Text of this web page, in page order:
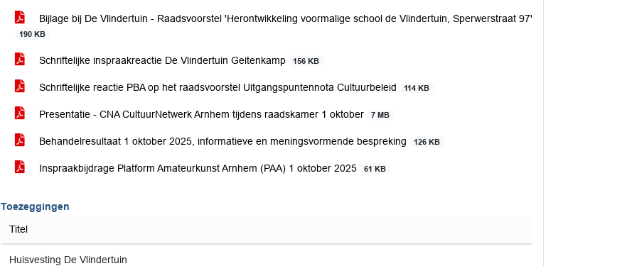
Bijlage bij De Vlindertuin - Raadsvoorstel 'Herontwikkeling voormalige school de Vlindertuin, Sperwerstraat 97'
190 KB
Schriftelijke inspraakreactie De Vlindertuin Geitenkamp 156 KB
Schriftelijke reactie PBA op het raadsvoorstel Uitgangspuntennota Cultuurbeleid 114 KB
Presentatie - CNA CultuurNetwerk Arnhem tijdens raadskamer 1 oktober 7 MB
Behandelresultaat 1 oktober 2025, informatieve en meningsvormende bespreking 126 KB
Inspraakbijdrage Platform Amateurkunst Arnhem (PAA) 1 oktober 2025 61 KB
Toezeggingen
Titel
Huisvesting De Vlindertuin